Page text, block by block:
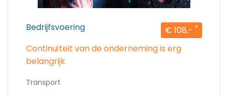
Bedrijfsvoering € 108,- *
Continuïteit van de onderneming is erg
belangrijk
Transport